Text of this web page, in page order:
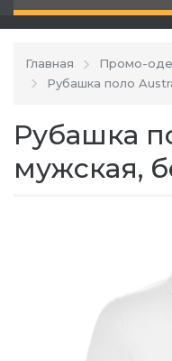
Главная Промо-
Рубашка поло
Рубашка
мужская,